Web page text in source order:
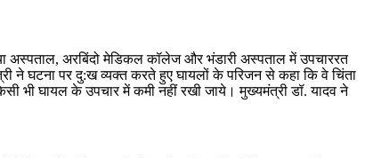
अस्पताल, अरबिंदो मेडिकल कॉलेज और भंडारी अस्पताल में उपचाररत
ने घटना पर दु:ख व्यक्त करते हुए घायलों के परिजन से कहा कि वे चिंता
भी घायल के उपचार में कमी नहीं रखी जाये। मुख्यमंत्री डॉ. यादव ने